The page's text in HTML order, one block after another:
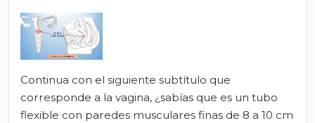
Continua con el siguiente subtítulo que
corresponde a la vagina, ¿sabías que es un tubo
flexible con paredes musculares finas de 8 a 10 cm